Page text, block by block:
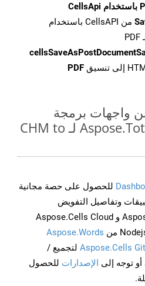
من CellsAPI باستخدام
PDF
واجهات برمجة
التطبيقات Aspose.Total REST لـ CHM to
للحصول على حصة مجانية
وتفاصيل التفويض
احصل على Aspose.Words و Aspose.Cells Cloud
Aspose.Words
Aspose.Cells repos لتجميع /
الإصدارات للحصول